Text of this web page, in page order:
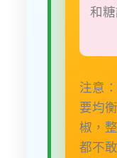
和
注意
要均
椒，
都不